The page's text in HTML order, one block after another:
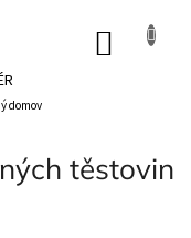
domov
těstovin